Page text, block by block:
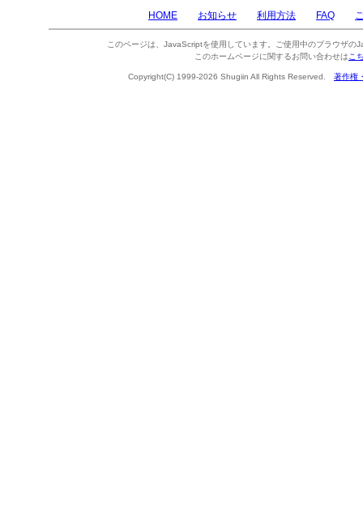
HOME お知らせ 利用方法 FAQ
このページは、JavaScriptを使用しています。ご使用中のブラウザの
このホームページに関するお問い合わせは こ
Copyright(C) 1999-2026 Shugiin All Rights Reserved. 著作権